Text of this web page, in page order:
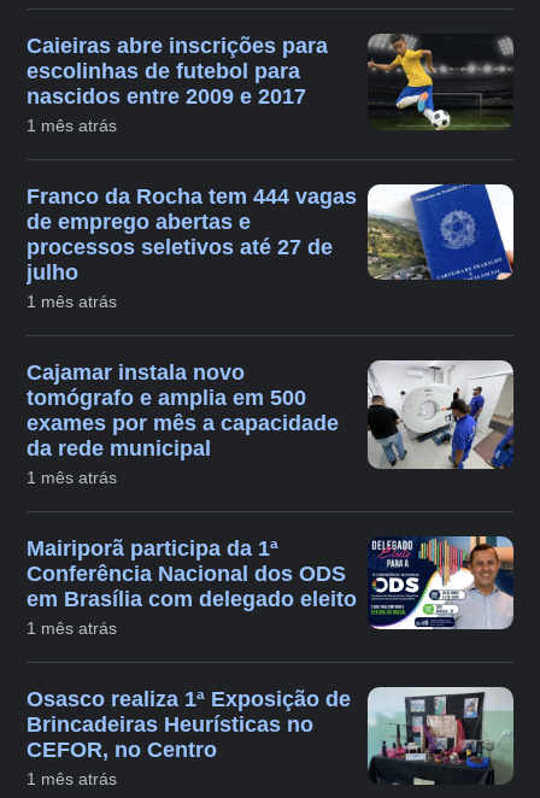
Caieiras abre inscrições para
escolinhas de futebol para
nascidos entre 2009 e 2017
1 mês atrás
Franco da Rocha tem 444 vagas
de emprego abertas e
processos seletivos até 27 de
julho
1 mês atrás
Cajamar instala novo
tomógrafo e amplia em 500
exames por mês a capacidade
da rede municipal
1 mês atrás
Mairiporã participa da 1ª
Conferência Nacional dos ODS
em Brasília com delegado eleito
1 mês atrás
Osasco realiza 1ª Exposição de
Brincadeiras Heurísticas no
CEFOR, no Centro
1 mês atrás